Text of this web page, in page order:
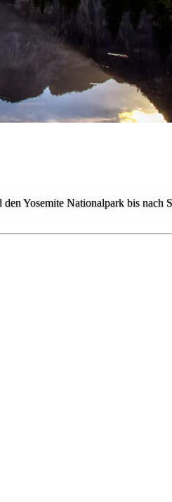
Yosemite Nationalpark bis nach